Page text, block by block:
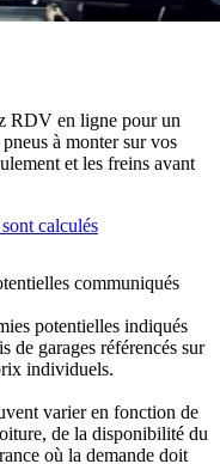
RDV en ligne pour un
à monter sur vos
et les freins avant
calculés
communiqués
potentielles indiqués
de garages référencés sur
individuels.
varier en fonction de
de la disponibilité du
où la demande doit